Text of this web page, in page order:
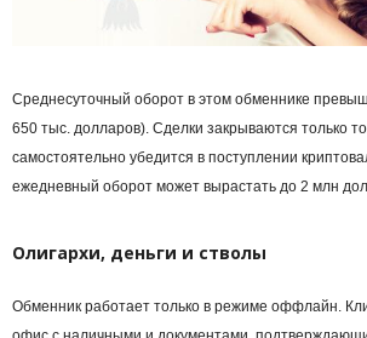
Среднесуточный оборот в этом обменнике
650 тыс. долларов). Сделки закрываются только
самостоятельно убедится в поступлении
ежедневный оборот может вырастать до 2 млн
Олигархи, деньги и стволы
Обменник работает только в режиме оффлайн.